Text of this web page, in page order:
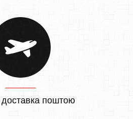
поштою